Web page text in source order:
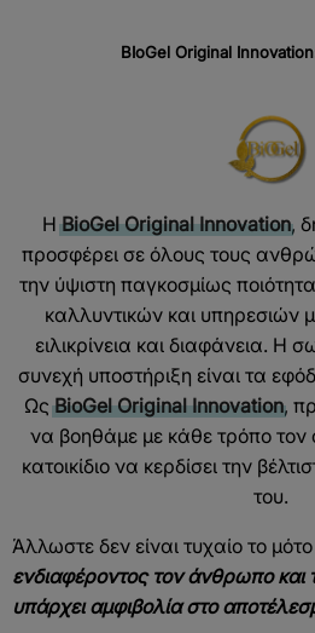
BIoGel Original
ΗBioGel Original Innovation,
προσφέρει σε όλους τους
την ύψιστη παγκοσμίως
καλλυντικών και υπηρεσιών
ειλικρίνεια και διαφάνεια. Η
συνεχή υποστήριξη είναι τα
ΩςBioGel Original Innovation,
να βοηθάμε με κάθε τρόπο
κατοικίδιο να κερδίσει την
του.
Άλλωστε δεν είναι τυχαίο το
ενδιαφέροντος τον άνθρωπο και
υπάρχει αμφιβολία στο